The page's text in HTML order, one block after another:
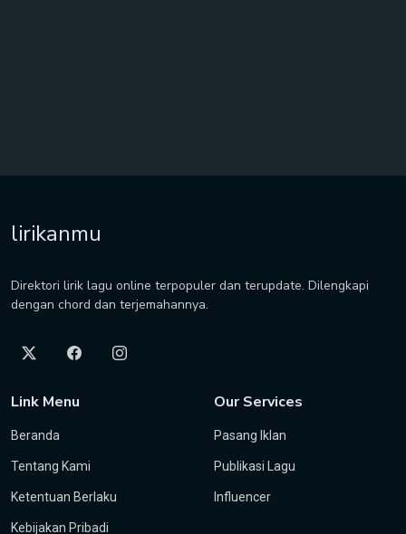
lirikanmu
Direktori lirik lagu online terpopuler dan terupdate. Dilengkapi
dengan chord dan terjemahannya.
Link Menu
Beranda
Tentang Kami
Ketentuan Berlaku
Kebijakan Pribadi
Our Services
Pasang Iklan
Publikasi Lagu
Influencer